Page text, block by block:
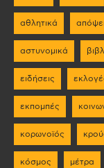
αθλητικά
αστυνομικά
ειδήσεις
εκπομπές
κορωνοϊός
κόσμος μέτρα